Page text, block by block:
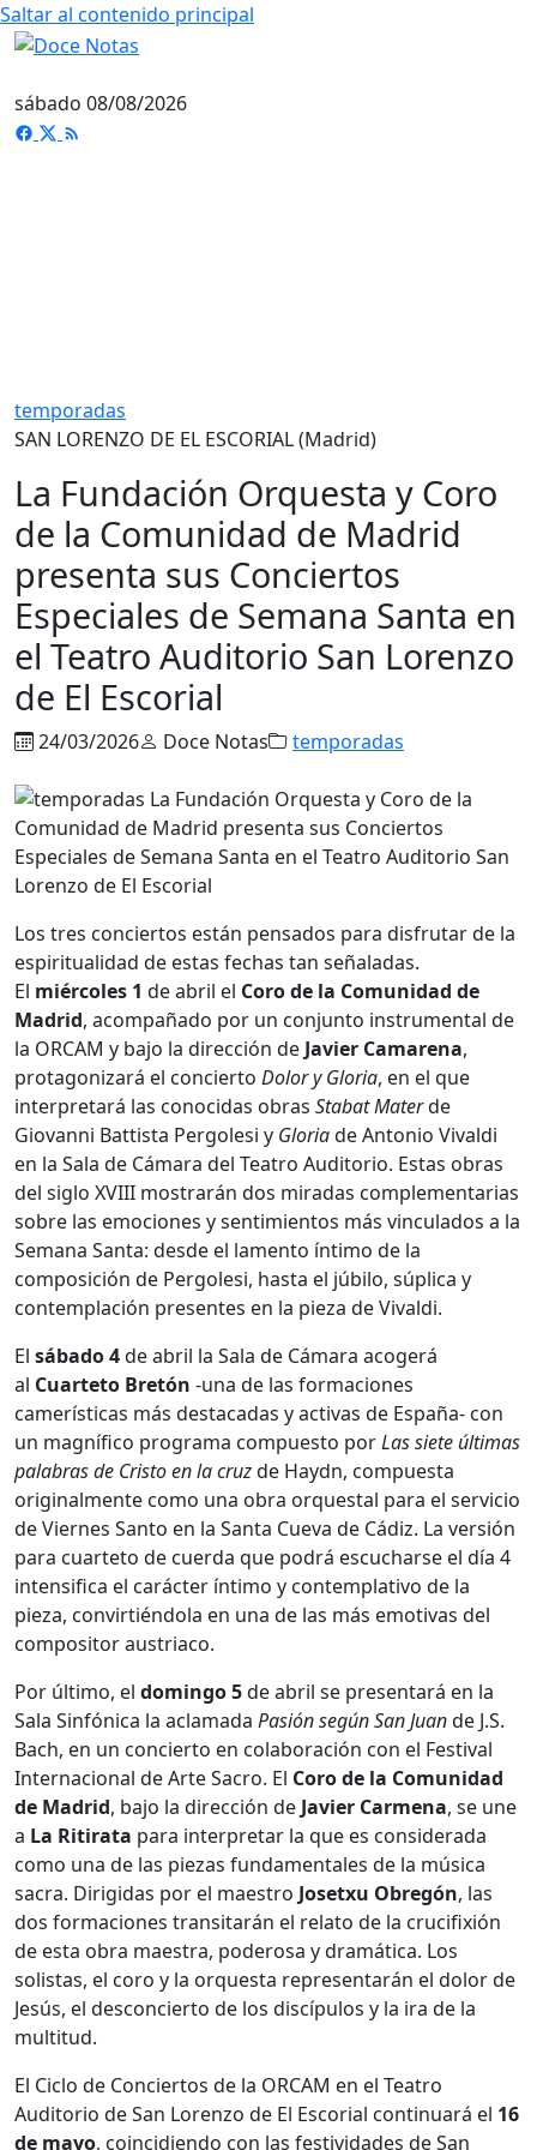
Saltar al contenido principal
sábado 08/08/2026
temporadas
SAN LORENZO DE EL ESCORIAL (Madrid)
La Fundación Orquesta y Coro
de la Comunidad de Madrid
presenta sus Conciertos
Especiales de Semana Santa en
el Teatro Auditorio San Lorenzo
de El Escorial
24/03/2026 Doce Notas temporadas
Los tres conciertos están pensados para disfrutar de la
espiritualidad de estas fechas tan señaladas.
El miércoles 1 de abril el Coro de la Comunidad de
Madrid, acompañado por un conjunto instrumental de
la ORCAM y bajo la dirección de Javier Camarena,
protagonizará el concierto Dolor y Gloria, en el que
interpretará las conocidas obras Stabat Materde
Giovanni Battista Pergolesi y Gloriade Antonio Vivaldi
en la Sala de Cámara del Teatro Auditorio. Estas obras
del siglo XVIII mostrarán dos miradas complementarias
sobre las emociones y sentimientos más vinculados a la
Semana Santa: desde el lamento íntimo de la
composición de Pergolesi, hasta el júbilo, súplica y
contemplación presentes en la pieza de Vivaldi.
El sábado 4de abril la Sala de Cámara acogerá
al Cuarteto Bretón -una de las formaciones
camerísticas más destacadas y activas de España- con
un magnífico programa compuesto porLas siete últimas
palabras de Cristo en la cruzde Haydn, compuesta
originalmente como una obra orquestal para el servicio
de Viernes Santo en la Santa Cueva de Cádiz. La versión
para cuarteto de cuerda que podrá escucharse el día 4
intensifica el carácter íntimo y contemplativo de la
pieza, convirtiéndola en una de las más emotivas del
compositor austriaco.
Por último, el domingo 5de abril se presentará en la
Sala Sinfónica la aclamada Pasión según San Juande J.S.
Bach, en un concierto en colaboración con el Festival
Internacional de Arte Sacro. El Coro de la Comunidad
de Madrid, bajo la dirección de Javier Carmena, se une
a La Ritirata para interpretar la que es considerada
como una de las piezas fundamentales de la música
sacra. Dirigidas por el maestro Josetxu Obregón, las
dos formaciones transitarán el relato de la crucifixión
de esta obra maestra, poderosa y dramática. Los
solistas, el coro y la orquesta representarán el dolor de
Jesús, el desconcierto de los discípulos y la ira de la
multitud.
El Ciclo de Conciertos de la ORCAM en el Teatro
Auditorio de San Lorenzo de El Escorial continuará el 16
de mayo, coincidiendo con las festividades de San